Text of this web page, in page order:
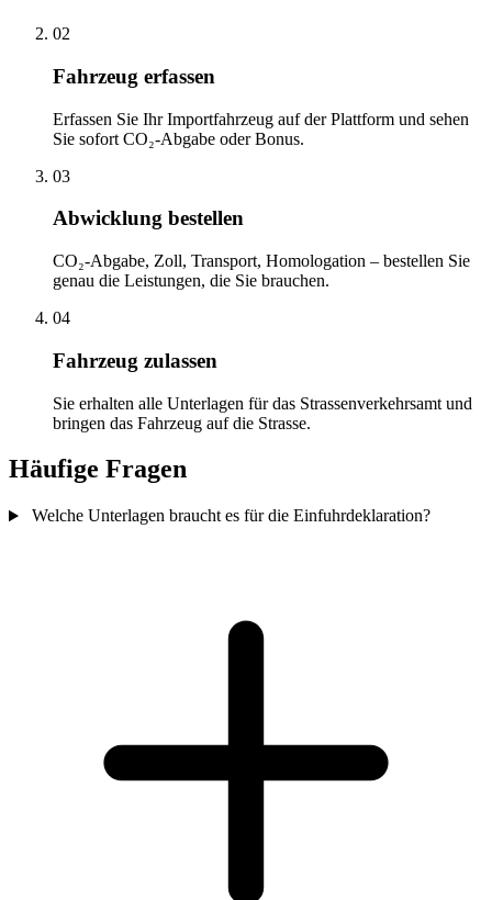
02
Fahrzeug erfassen
Erfassen Sie Ihr Importfahrzeug auf der Plattform und sehen
Sie sofort CO₂-Abgabe oder Bonus.
03
Abwicklung bestellen
CO₂-Abgabe, Zoll, Transport, Homologation – bestellen Sie
genau die Leistungen, die Sie brauchen.
04
Fahrzeug zulassen
Sie erhalten alle Unterlagen für das Strassenverkehrsamt und
bringen das Fahrzeug auf die Strasse.
Häufige Fragen
Welche Unterlagen braucht es für die Einfuhrdeklaration?